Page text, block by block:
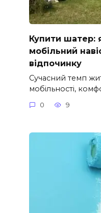
Купити шатер:
мобільний
відпочинку
Сучасний темп
мобільності,
0 9